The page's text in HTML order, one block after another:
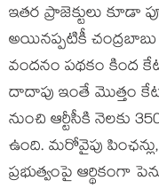
ఇతర ప్రాజెక్టులు కూడా
అయినప్పటికీ చంద్రబాబు
వందనం పథకం కింద
దాదాపు ఇంతే మొత్తం
నుంచి ఆర్టీసీకి నెలకు
ఉంది. మరోవైపు
ప్రభుత్వంపై ఆర్థికంగా